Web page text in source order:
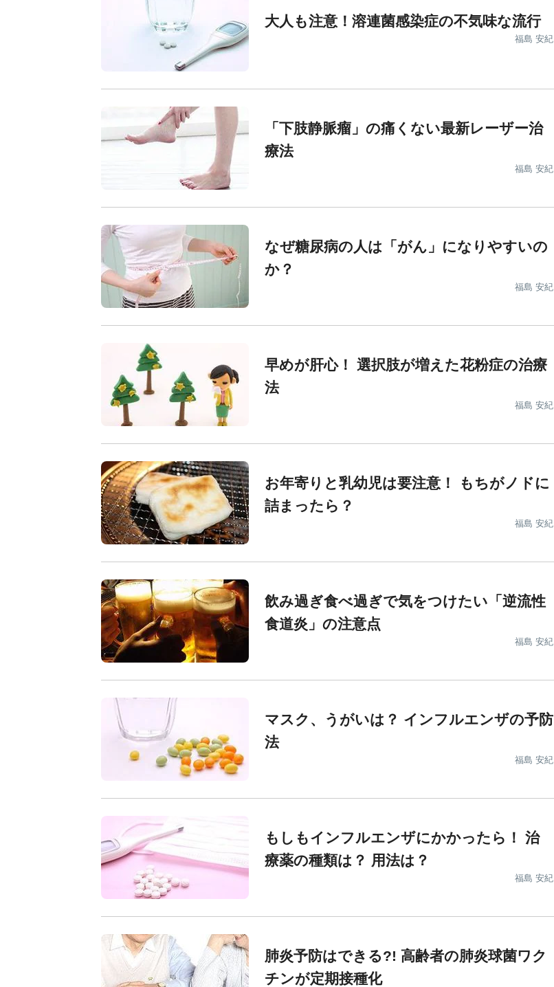
大人も注意！溶連菌感染症の不気味な流行
福島 安紀
「下肢静脈瘤」の痛くない最新レーザー治
療法
福島 安紀
なぜ糖尿病の人は「がん」になりやすいの
か？
福島 安紀
早めが肝心！ 選択肢が増えた花粉症の治療
法
福島 安紀
お年寄りと乳幼児は要注意！ もちがノドに
詰まったら？
福島 安紀
飲み過ぎ食べ過ぎで気をつけたい「逆流性
食道炎」の注意点
福島 安紀
マスク、うがいは？ インフルエンザの予防
法
福島 安紀
もしもインフルエンザにかかったら！ 治
療薬の種類は？ 用法は？
福島 安紀
肺炎予防はできる?! 高齢者の肺炎球菌ワク
チンが定期接種化